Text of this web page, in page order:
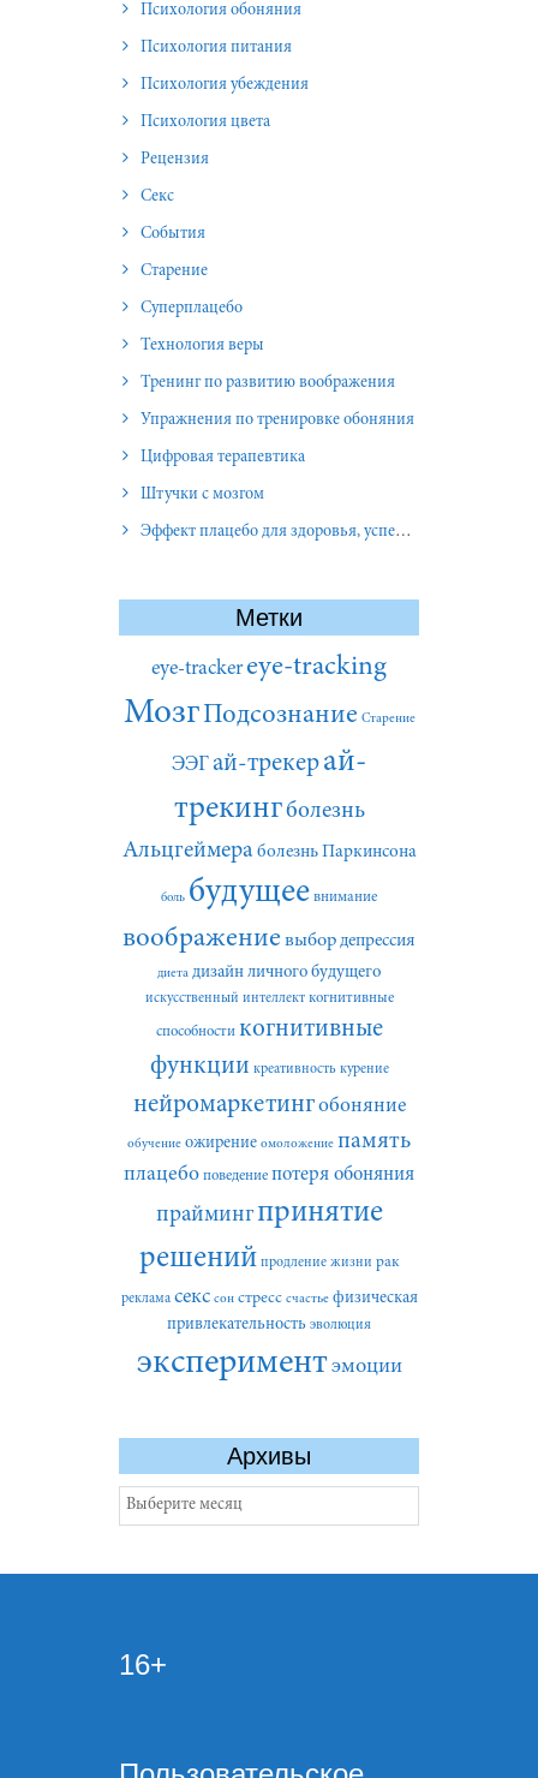
Психология обоняния
Психология питания
Психология убеждения
Психология цвета
Рецензия
Секс
События
Старение
Суперплацебо
Технология веры
Тренинг по развитию воображения
Упражнения по тренировке обоняния
Цифровая терапевтика
Штучки с мозгом
Эффект плацебо для здоровья, успеха и отношений
Метки
eye-tracker eye-tracking
МозгПодсознание Старение
ЭЭГай-трекерай-
трекингболезнь
Альцгеймера болезнь Паркинсона
боль будущее внимание
воображение выбор депрессия
диета дизайн личного будущего
искусственный интеллект когнитивные
способности когнитивные
функции креативность курение
нейромаркетингобоняние
обучение ожирение омоложение память
плацебо поведение потеря обоняния
праймингпринятие
решений продление жизни рак
реклама секс сон стресс счастье физическая
привлекательность эволюция
экспериментэмоции
Архивы
Архивы
16+